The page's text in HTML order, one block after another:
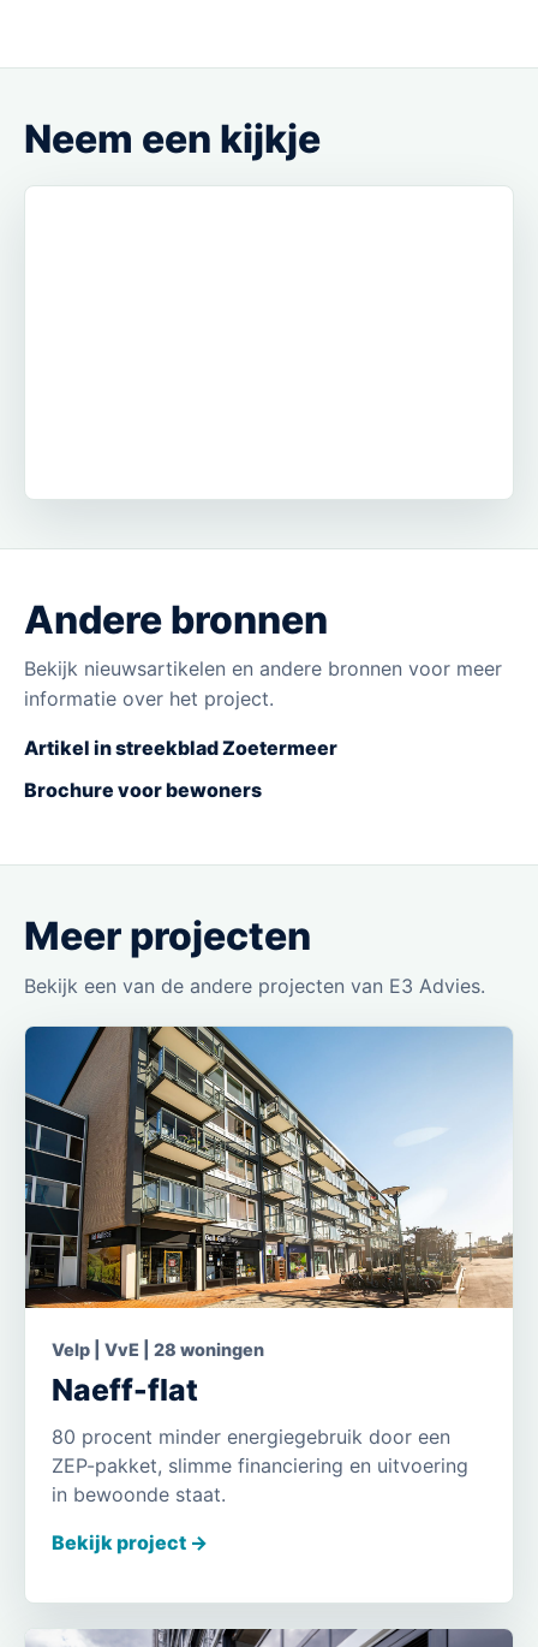
Neem een kijkje
Andere bronnen
Bekijk nieuwsartikelen en andere bronnen voor meer
informatie over het project.
Artikel in streekblad Zoetermeer
Brochure voor bewoners
Meer projecten
Bekijk een van de andere projecten van E3 Advies.
Velp | VvE | 28 woningen
Naeff-flat
80 procent minder energiegebruik door een
ZEP-pakket, slimme financiering en uitvoering
in bewoonde staat.
Bekijk project ->